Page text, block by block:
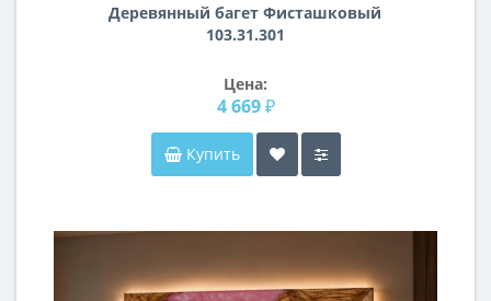
Деревянный багет Фисташковый
103.31.301
Цена:
4 669 ₽
Купить